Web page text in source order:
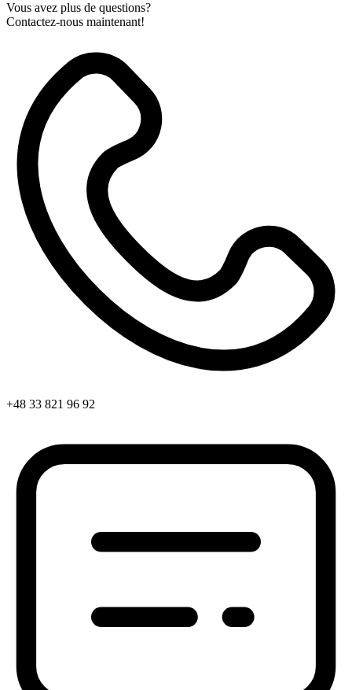
Vous avez plus de questions?
Contactez-nous maintenant!
+48 33 821 96 92